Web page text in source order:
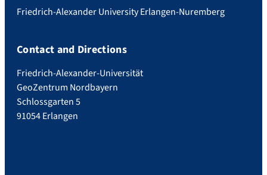
Friedrich-Alexander University Erlangen-Nuremberg
Contact and Directions
Friedrich-Alexander-Universität
GeoZentrum Nordbayern
Schlossgarten 5
91054 Erlangen